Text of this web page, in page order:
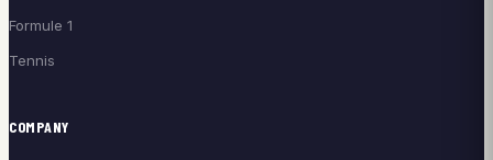
Formule 1
Tennis
COMPANY